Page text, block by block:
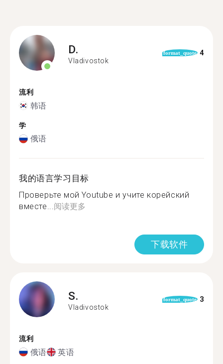
D.
Vladivostok
format_quote 4
流利
韩语
学
俄语
我的语言学习目标
Проверьте мой Youtube и учите корейский
вместе...阅读更多
下载软件
S.
Vladivostok
format_quote 3
流利
俄语 英语